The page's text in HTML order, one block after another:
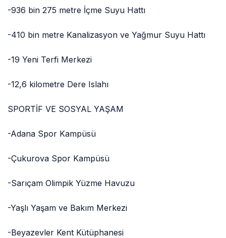
-936 bin 275 metre İçme Suyu Hattı
-410 bin metre Kanalizasyon ve Yağmur Suyu Hattı
-19 Yeni Terfi Merkezi
-12,6 kilometre Dere Islahı
SPORTİF VE SOSYAL YAŞAM
-Adana Spor Kampüsü
-Çukurova Spor Kampüsü
-Sarıçam Olimpik Yüzme Havuzu
-Yaşlı Yaşam ve Bakım Merkezi
-Beyazevler Kent Kütüphanesi